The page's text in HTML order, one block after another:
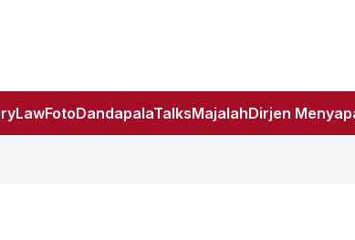
FotoDandapalaTalksMajalahDirjen